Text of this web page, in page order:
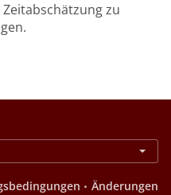
zu
. Änderungen